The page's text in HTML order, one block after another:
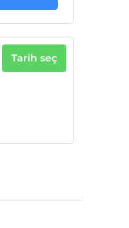
Tarih seç